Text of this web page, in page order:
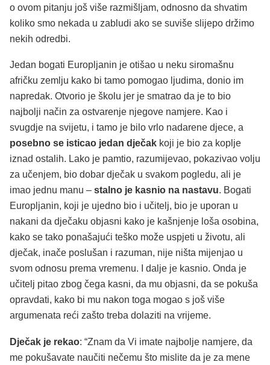
o ovom pitanju još više razmišljam, odnosno da shvatim
koliko smo nekada u zabludi ako se suviše slijepo držimo
nekih odredbi.
Jedan bogati Europljanin je otišao u neku siromašnu
afričku zemlju kako bi tamo pomogao ljudima, donio im
napredak. Otvorio je školu jer je smatrao da je to bio
najbolji način za ostvarenje njegove namjere. Kao i
svugdje na svijetu, i tamo je bilo vrlo nadarene djece, a
posebno se isticao jedan dječak koji je bio za koplje
iznad ostalih. Lako je pamtio, razumijevao, pokazivao volju
za učenjem, bio dobar dječak u svakom pogledu, ali je
imao jednu manu – stalno je kasnio na nastavu. Bogati
Europljanin, koji je ujedno bio i učitelj, bio je uporan u
nakani da dječaku objasni kako je kašnjenje loša osobina,
kako se tako ponašajući teško može uspjeti u životu, ali
dječak, inače poslušan i razuman, nije ništa mijenjao u
svom odnosu prema vremenu. I dalje je kasnio. Onda je
učitelj pitao zbog čega kasni, da mu objasni, da se pokuša
opravdati, kako bi mu nakon toga mogao s još više
argumenata reći zašto treba dolaziti na vrijeme.
Dječak je rekao: “Znam da Vi imate najbolje namjere, da
me pokušavate naučiti nečemu što mislite da je za mene